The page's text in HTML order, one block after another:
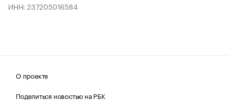
ИНН: 237205016584
О проекте
Поделиться новостью на РБК